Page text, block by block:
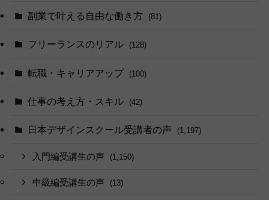
副業で叶える自由な働き方 (81)
フリーランスのリアル (128)
転職・キャリアアップ (100)
仕事の考え方・スキル (42)
日本デザインスクール受講者の声 (1,197)
入門編受講生の声 (1,150)
中級編受講生の声 (13)